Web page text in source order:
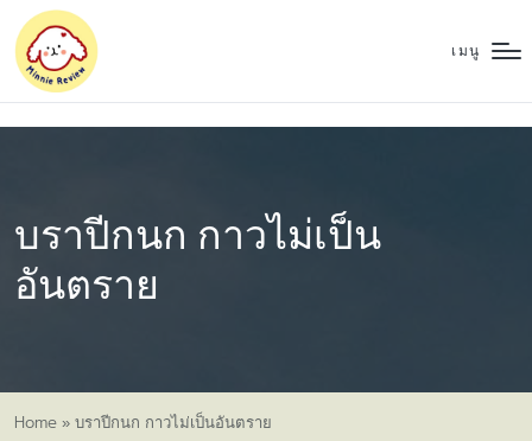
เมนู
บราปีกนก กาวไม่เป็น
อันตราย
Home » บราปีกนก กาวไม่เป็นอันตราย